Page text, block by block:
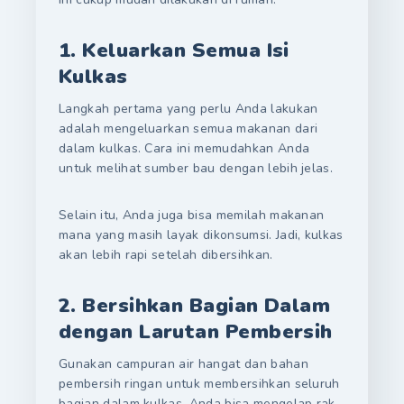
1. Keluarkan Semua Isi
Kulkas
Langkah pertama yang perlu Anda lakukan
adalah mengeluarkan semua makanan dari
dalam kulkas. Cara ini memudahkan Anda
untuk melihat sumber bau dengan lebih jelas.
Selain itu, Anda juga bisa memilah makanan
mana yang masih layak dikonsumsi. Jadi, kulkas
akan lebih rapi setelah dibersihkan.
2. Bersihkan Bagian Dalam
dengan Larutan Pembersih
Gunakan campuran air hangat dan bahan
pembersih ringan untuk membersihkan seluruh